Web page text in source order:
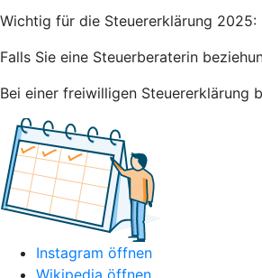
Wichtig für die Steuererklärung
Falls Sie eine Steuerberaterin
Bei einer freiwilligen Steuererklärung
Instagram öffnen
Wikipedia öffnen